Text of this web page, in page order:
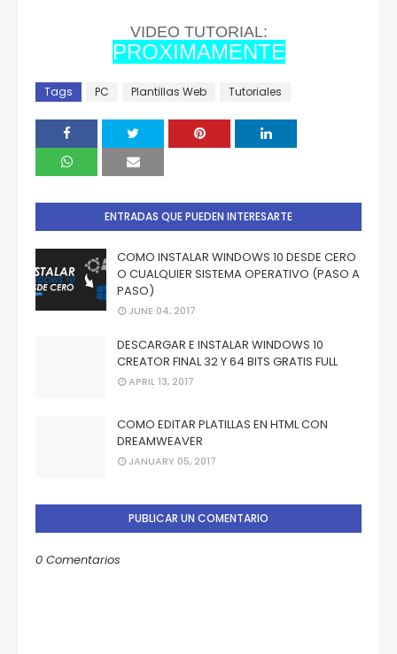
VIDEO TUTORIAL:
PROXIMAMENTE
Tags PC Plantillas Web Tutoriales
ENTRADAS QUE PUEDEN INTERESARTE
COMO INSTALAR WINDOWS 10 DESDE CERO
O CUALQUIER SISTEMA OPERATIVO (PASO A
PASO)
JUNE 04, 2017
DESCARGAR E INSTALAR WINDOWS 10
CREATOR FINAL 32 Y 64 BITS GRATIS FULL
APRIL 13, 2017
COMO EDITAR PLATILLAS EN HTML CON
DREAMWEAVER
JANUARY 05, 2017
PUBLICAR UN COMENTARIO
0 Comentarios